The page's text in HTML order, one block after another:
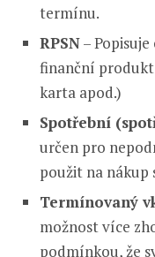
termínu.
RPSN–
finanční
karta apod.)
Spotřební
určen pro
použit na
Termínovaný
možnost více
podmínkou, že